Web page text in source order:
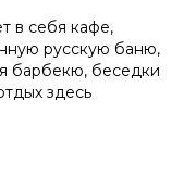
в себя кафе,
русскую баню,
барбекю, беседки
здесь